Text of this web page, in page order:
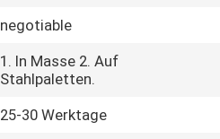
negotiable
1. In Masse 2. Auf
Stahlpaletten.
25-30 Werktage